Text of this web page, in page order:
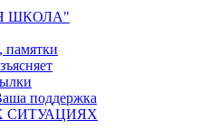
ШКОЛА"
памятки
поддержка
СИТУАЦИЯХ